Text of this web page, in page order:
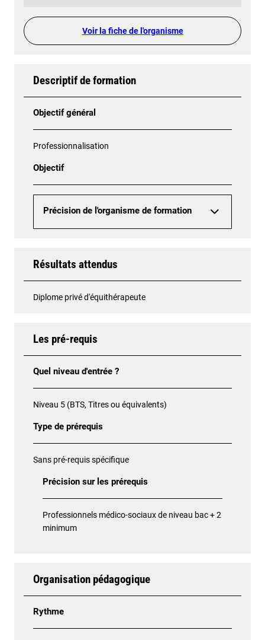
Voir la fiche de l'organisme
Descriptif de formation
Objectif général
Professionnalisation
Objectif
Précision de l'organisme de formation
Résultats attendus
Diplome privé d'équithérapeute
Les pré-requis
Quel niveau d'entrée ?
Niveau 5 (BTS, Titres ou équivalents)
Type de prérequis
Sans pré-requis spécifique
Précision sur les prérequis
Professionnels médico-sociaux de niveau bac + 2
minimum
Organisation pédagogique
Rythme